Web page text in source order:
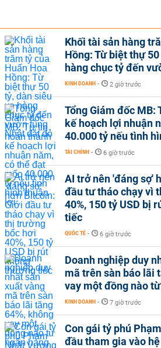
Khối tài sản hàng
Hồng: Từ biệt thự
hàng chục tỷ đến
KINH DOANH - 2 giờ trước
Tổng Giám đốc MB:
kế hoạch lợi nhuận
40.000 tỷ nếu tình
TÀI CHÍNH - 6 giờ trước
AI trở nên 'đáng sợ'
đầu tư tháo chạy vì
40%, 150 tỷ USD bị
tiếc
QUỐC TẾ - 6 giờ trước
Doanh nghiệp duy
mã trên sàn báo lãi
vay một đồng nào
KINH DOANH - 7 giờ trước
Con gái tỷ phú
đầu tham gia vào